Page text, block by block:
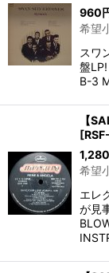
960
希望
スワ
盤
B-3
【
[
1,280
希望
エレ
が見